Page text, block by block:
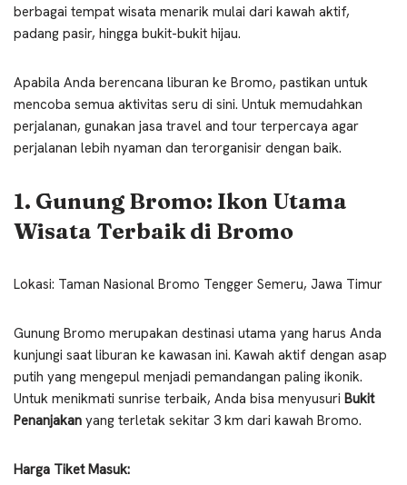
berbagai tempat wisata menarik mulai dari kawah aktif,
padang pasir, hingga bukit-bukit hijau.
Apabila Anda berencana liburan ke Bromo, pastikan untuk
mencoba semua aktivitas seru di sini. Untuk memudahkan
perjalanan, gunakan jasa travel and tour terpercaya agar
perjalanan lebih nyaman dan terorganisir dengan baik.
1. Gunung Bromo: Ikon Utama
Wisata Terbaik di Bromo
Lokasi: Taman Nasional Bromo Tengger Semeru, Jawa Timur
Gunung Bromo merupakan destinasi utama yang harus Anda
kunjungi saat liburan ke kawasan ini. Kawah aktif dengan asap
putih yang mengepul menjadi pemandangan paling ikonik.
Untuk menikmati sunrise terbaik, Anda bisa menyusuri Bukit
Penanjakan yang terletak sekitar 3 km dari kawah Bromo.
Harga Tiket Masuk: